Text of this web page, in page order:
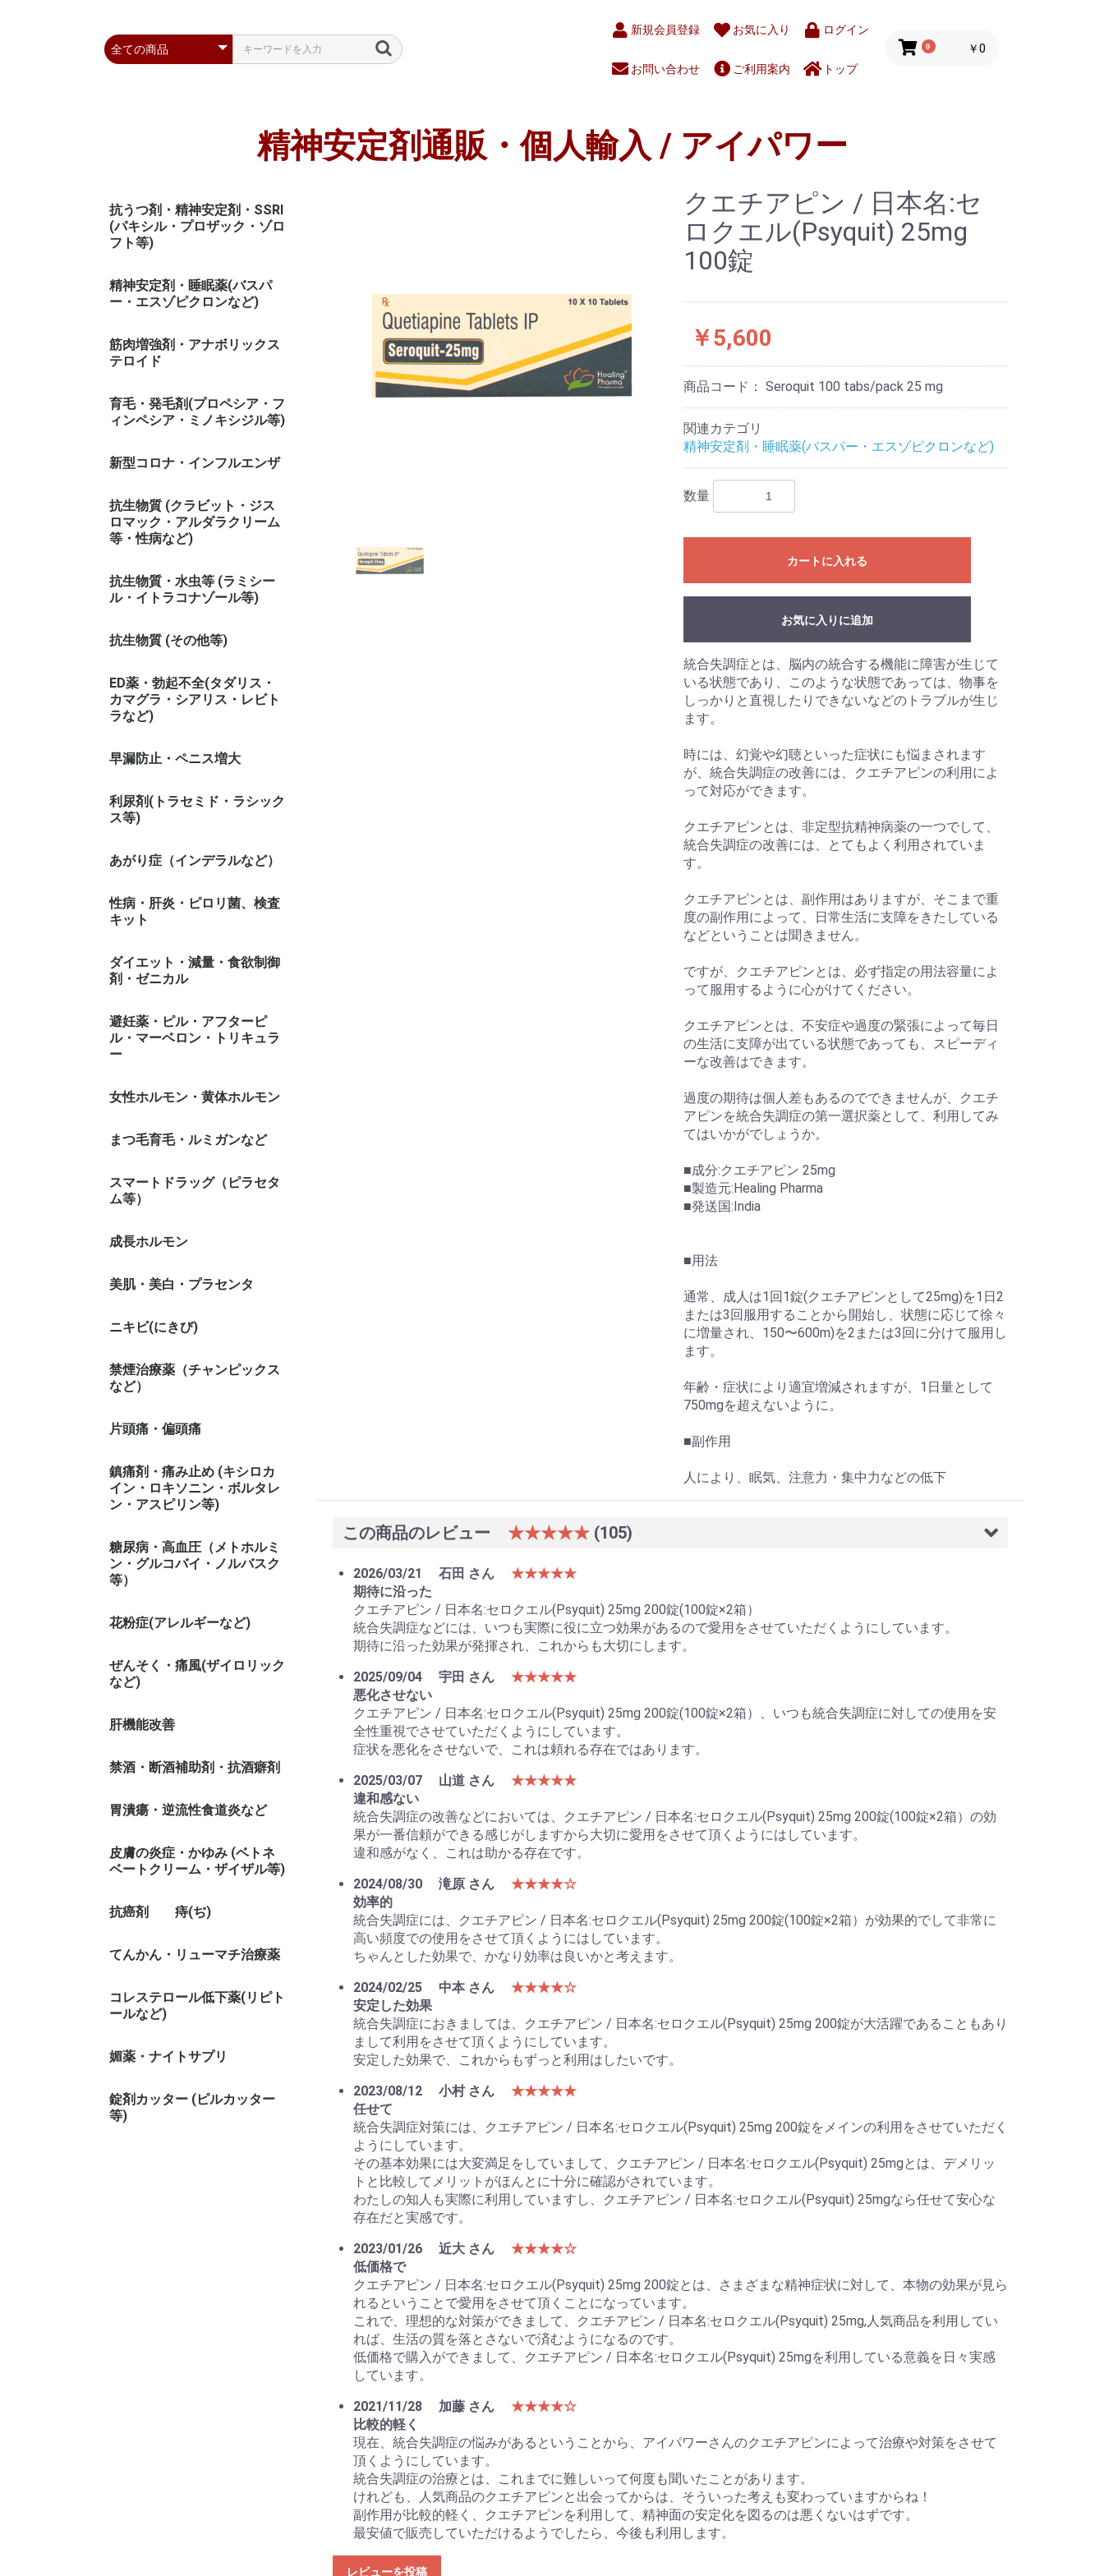
新規会員登録 お気に入り ログイン
お問い合わせ ご利用案内 トップ
0 ￥0
精神安定剤通販・個人輸入 / アイパワー
抗うつ剤・精神安定剤・SSRI
(パキシル・プロザック・ゾロ
フト等)
精神安定剤・睡眠薬(バスパ
ー・エスゾピクロンなど)
筋肉増強剤・アナボリックス
テロイド
育毛・発毛剤(プロペシア・フ
ィンペシア・ミノキシジル等)
新型コロナ・インフルエンザ
抗生物質 (クラビット・ジス
ロマック・アルダラクリーム
等・性病など)
抗生物質・水虫等 (ラミシー
ル・イトラコナゾール等)
抗生物質 (その他等)
ED薬・勃起不全(タダリス・
カマグラ・シアリス・レビト
ラなど)
早漏防止・ペニス増大
利尿剤(トラセミド・ラシック
ス等)
あがり症（インデラルなど）
性病・肝炎・ピロリ菌、検査
キット
ダイエット・減量・食欲制御
剤・ゼニカル
避妊薬・ピル・アフターピ
ル・マーベロン・トリキュラ
ー
女性ホルモン・黄体ホルモン
まつ毛育毛・ルミガンなど
スマートドラッグ（ピラセタ
ム等）
成長ホルモン
美肌・美白・プラセンタ
ニキビ(にきび)
禁煙治療薬（チャンピックス
など）
片頭痛・偏頭痛
鎮痛剤・痛み止め (キシロカ
イン・ロキソニン・ボルタレ
ン・アスピリン等)
糖尿病・高血圧（メトホルミ
ン・グルコバイ・ノルバスク
等）
花粉症(アレルギーなど)
ぜんそく・痛風(ザイロリック
など)
肝機能改善
禁酒・断酒補助剤・抗酒癖剤
胃潰瘍・逆流性食道炎など
皮膚の炎症・かゆみ (ベトネ
ベートクリーム・ザイザル等)
抗癌剤 痔(ぢ)
てんかん・リューマチ治療薬
コレステロール低下薬(リピト
ールなど)
媚薬・ナイトサプリ
錠剤カッター (ピルカッター
等)
クエチアピン / 日本名:セ
ロクエル(Psyquit) 25mg
100錠
￥5,600
商品コード： Seroquit 100 tabs/pack 25 mg
関連カテゴリ
精神安定剤・睡眠薬(バスパー・エスゾピクロンなど)
数量
カートに入れる
お気に入りに追加
統合失調症とは、脳内の統合する機能に障害が生じて
いる状態であり、このような状態であっては、物事を
しっかりと直視したりできないなどのトラブルが生じ
ます。
時には、幻覚や幻聴といった症状にも悩まされます
が、統合失調症の改善には、クエチアピンの利用によ
って対応ができます。
クエチアピンとは、非定型抗精神病薬の一つでして、
統合失調症の改善には、とてもよく利用されていま
す。
クエチアピンとは、副作用はありますが、そこまで重
度の副作用によって、日常生活に支障をきたしている
などということは聞きません。
ですが、クエチアピンとは、必ず指定の用法容量によ
って服用するように心がけてください。
クエチアピンとは、不安症や過度の緊張によって毎日
の生活に支障が出ている状態であっても、スピーディ
ーな改善はできます。
過度の期待は個人差もあるのでできませんが、クエチ
アピンを統合失調症の第一選択薬として、利用してみ
てはいかがでしょうか。
■成分:クエチアピン 25mg
■製造元:Healing Pharma
■発送国:India
■用法
通常、成人は1回1錠(クエチアピンとして25mg)を1日2
または3回服用することから開始し、状態に応じて徐々
に増量され、150〜600m)を2または3回に分けて服用し
ます。
年齢・症状により適宜増減されますが、1日量として
750mgを超えないように。
■副作用
人により、眠気、注意力・集中力などの低下
この商品のレビュー ★★★★★ (105)
2026/03/21 石田 さん
★★★★★
期待に沿った
クエチアピン / 日本名:セロクエル(Psyquit) 25mg 200錠(100錠×2箱）
統合失調症などには、いつも実際に役に立つ効果があるので愛用をさせていただくようにしています。
期待に沿った効果が発揮され、これからも大切にします。
2025/09/04
宇田 さん
★★★★★
悪化させない
クエチアピン / 日本名:セロクエル(Psyquit) 25mg 200錠(100錠×2箱）、いつも統合失調症に対しての使用を安
全性重視でさせていただくようにしています。
症状を悪化をさせないで、これは頼れる存在ではあります。
2025/03/07
山道 さん
★★★★★
違和感ない
統合失調症の改善などにおいては、クエチアピン / 日本名:セロクエル(Psyquit) 25mg 200錠(100錠×2箱）の効
果が一番信頼ができる感じがしますから大切に愛用をさせて頂くようにはしています。
違和感がなく、これは助かる存在です。
2024/08/30
滝原 さん
★★★★☆
効率的
統合失調症には、クエチアピン / 日本名:セロクエル(Psyquit) 25mg 200錠(100錠×2箱）が効果的でして非常に
高い頻度での使用をさせて頂くようにはしています。
ちゃんとした効果で、かなり効率は良いかと考えます。
2024/02/25
中本 さん
★★★★☆
安定した効果
統合失調症におきましては、クエチアピン / 日本名:セロクエル(Psyquit) 25mg 200錠が大活躍であることもあり
まして利用をさせて頂くようにしています。
安定した効果で、これからもずっと利用はしたいです。
2023/08/12
小村 さん
★★★★★
任せて
統合失調症対策には、クエチアピン / 日本名:セロクエル(Psyquit) 25mg 200錠をメインの利用をさせていただく
ようにしています。
その基本効果には大変満足をしていまして、クエチアピン / 日本名:セロクエル(Psyquit) 25mgとは、デメリッ
トと比較してメリットがほんとに十分に確認がされています。
わたしの知人も実際に利用していますし、クエチアピン / 日本名:セロクエル(Psyquit) 25mgなら任せて安心な
存在だと実感です。
2023/01/26
近大 さん
★★★★☆
低価格で
クエチアピン / 日本名:セロクエル(Psyquit) 25mg 200錠とは、さまざまな精神症状に対して、本物の効果が見ら
れるということで愛用をさせて頂くことになっています。
これで、理想的な対策ができまして、クエチアピン / 日本名:セロクエル(Psyquit) 25mg,人気商品を利用してい
れば、生活の質を落とさないで済むようになるのです。
低価格で購入ができまして、クエチアピン / 日本名:セロクエル(Psyquit) 25mgを利用している意義を日々実感
しています。
2021/11/28
加藤 さん
★★★★☆
比較的軽く
現在、統合失調症の悩みがあるということから、アイパワーさんのクエチアピンによって治療や対策をさせて
頂くようにしています。
統合失調症の治療とは、これまでに難しいって何度も聞いたことがあります。
けれども、人気商品のクエチアピンと出会ってからは、そういった考えも変わっていますからね！
副作用が比較的軽く、クエチアピンを利用して、精神面の安定化を図るのは悪くないはずです。
最安値で販売していただけるようでしたら、今後も利用します。
レビューを投稿